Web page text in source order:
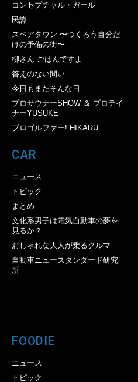
コンセプチャル・ガール
民譚
スペアタウン 〜つくろう自分だ
けの予備の街〜
柳さん ごはんですよ
答えのない問い
今日もまたそんな日
プロサウナーSHOW ＆ プロテイ
ナーYUSUKE
プロゴルファー! HIKARU
CAR
ニュース
トピック
まとめ
文化系男子は電気自動車の夢を
見るか？
おしゃれな大人が乗るクルマ
自動車ニュースタンダード研究
所
FOODIE
ニュース
トピック